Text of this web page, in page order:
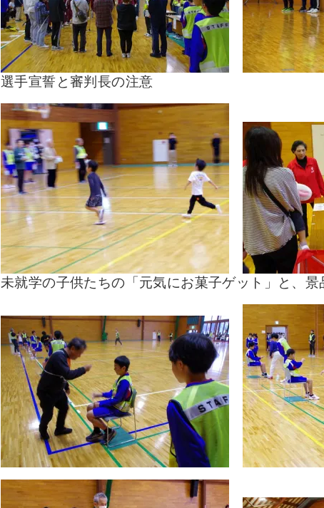
選手宣誓と審判長の注意
未就学の子供たちの「元気にお菓子ゲット」と、